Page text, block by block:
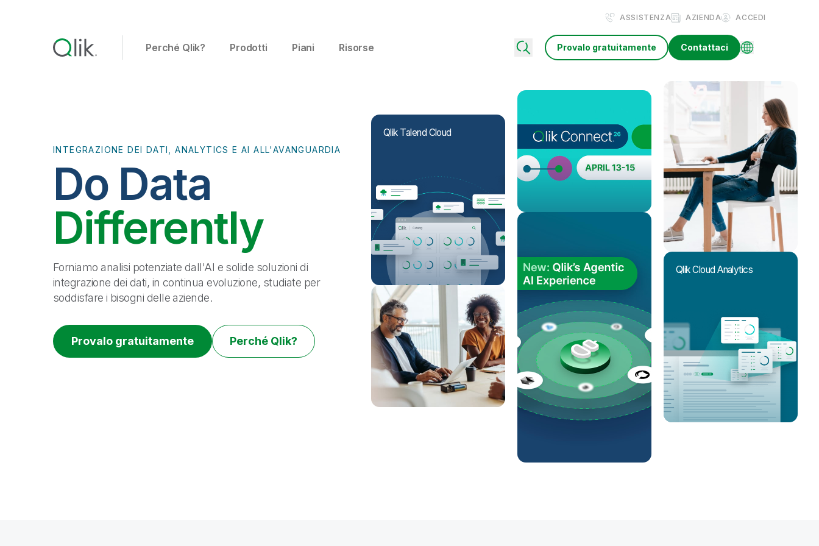
ASSISTENZA AZIENDA ACCEDI
Perché Qlik? Prodotti Piani Risorse Provalo gratuitamente Contattaci
INTEGRAZIONE DEI DATI, ANALYTICS E AI ALL'AVANGUARDIA
Do Data
Differently
Forniamo analisi potenziate dall'AI e solide soluzioni di
integrazione dei dati, in continua evoluzione, studiate per
soddisfare i bisogni delle aziende.
Provalo gratuitamente Perché Qlik?
Qlik Talend Cloud
Qlik Cloud Analytics